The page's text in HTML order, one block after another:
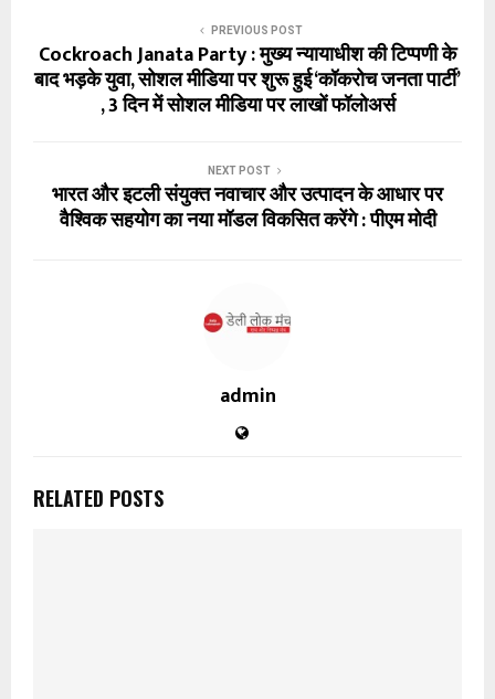
PREVIOUS POST
Cockroach Janata Party : मुख्य न्यायाधीश की टिप्पणी के
बाद भड़के युवा, सोशल मीडिया पर शुरू हुई ‘कॉकरोच जनता पार्टी’
, 3 दिन में सोशल मीडिया पर लाखों फॉलोअर्स
NEXT POST
भारत और इटली संयुक्त नवाचार और उत्पादन के आधार पर
वैश्विक सहयोग का नया मॉडल विकसित करेंगे : पीएम मोदी
admin
RELATED POSTS